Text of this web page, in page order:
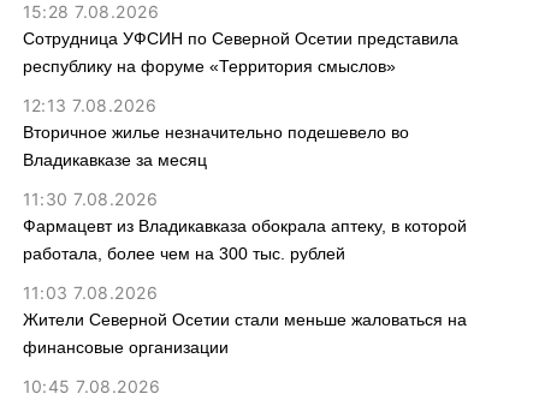
15:28 7.08.2026
Сотрудница УФСИН по Северной Осетии представила
республику на форуме «Территория смыслов»
12:13 7.08.2026
Вторичное жилье незначительно подешевело во
Владикавказе за месяц
11:30 7.08.2026
Фармацевт из Владикавказа обокрала аптеку, в которой
работала, более чем на 300 тыс. рублей
11:03 7.08.2026
Жители Северной Осетии стали меньше жаловаться на
финансовые организации
10:45 7.08.2026